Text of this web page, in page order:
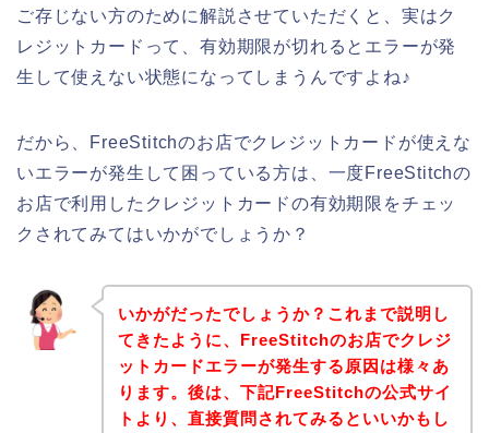
ご存じない方のために解説させていただくと、実はク
レジットカードって、有効期限が切れるとエラーが発
生して使えない状態になってしまうんですよね♪
だから、FreeStitchのお店でクレジットカードが使えな
いエラーが発生して困っている方は、一度FreeStitchの
お店で利用したクレジットカードの有効期限をチェッ
クされてみてはいかがでしょうか？
いかがだったでしょうか？これまで説明し
てきたように、FreeStitchのお店でクレジ
ットカードエラーが発生する原因は様々あ
ります。後は、下記FreeStitchの公式サイ
トより、直接質問されてみるといいかもし